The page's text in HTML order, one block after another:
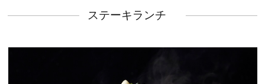
ステーキランチ